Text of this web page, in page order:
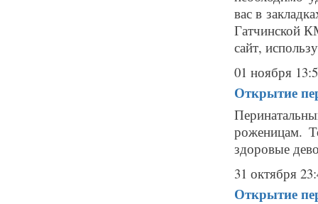
вас в
Гатчинской
сайт,
01 ноября
Открытие
роженицам.
здоровые
31 октября
Открытие